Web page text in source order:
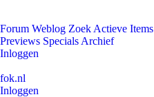
Forum Weblog Zoek Actieve Items
Previews Specials Archief
Inloggen
fok.nl
Inloggen